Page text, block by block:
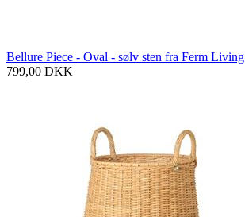
Bellure Piece - Oval - sølv sten fra Ferm Living
799,00 DKK